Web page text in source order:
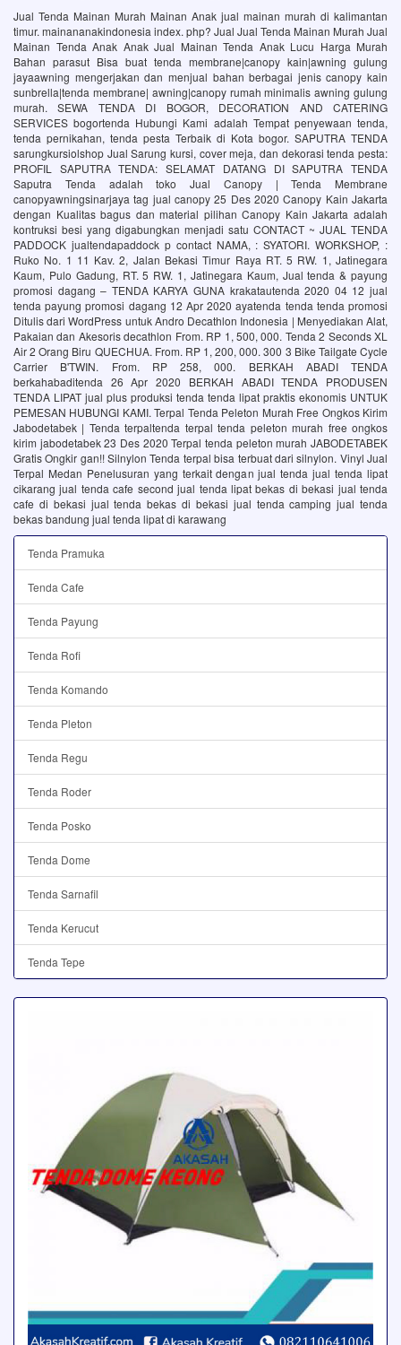
Jual Tenda Mainan Murah Mainan Anak jual mainan murah di kalimantan
timur. mainananakindonesia index. php? Jual Jual Tenda Mainan Murah Jual
Mainan Tenda Anak Anak Jual Mainan Tenda Anak Lucu Harga Murah
Bahan parasut Bisa buat tenda membrane|canopy kain|awning gulung
jayaawning mengerjakan dan menjual bahan berbagai jenis canopy kain
sunbrella|tenda membrane| awning|canopy rumah minimalis awning gulung
murah. SEWA TENDA DI BOGOR, DECORATION AND CATERING
SERVICES bogortenda Hubungi Kami adalah Tempat penyewaan tenda,
tenda pernikahan, tenda pesta Terbaik di Kota bogor. SAPUTRA TENDA
sarungkursiolshop Jual Sarung kursi, cover meja, dan dekorasi tenda pesta:
PROFIL SAPUTRA TENDA: SELAMAT DATANG DI SAPUTRA TENDA
Saputra Tenda adalah toko Jual Canopy | Tenda Membrane
canopyawningsinarjaya tag jual canopy 25 Des 2020 Canopy Kain Jakarta
dengan Kualitas bagus dan material pilihan Canopy Kain Jakarta adalah
kontruksi besi yang digabungkan menjadi satu CONTACT ~ JUAL TENDA
PADDOCK jualtendapaddock p contact NAMA, : SYATORI. WORKSHOP, :
Ruko No. 1 11 Kav. 2, Jalan Bekasi Timur Raya RT. 5 RW. 1, Jatinegara
Kaum, Pulo Gadung, RT. 5 RW. 1, Jatinegara Kaum, Jual tenda & payung
promosi dagang – TENDA KARYA GUNA krakatautenda 2020 04 12 jual
tenda payung promosi dagang 12 Apr 2020 ayatenda tenda tenda promosi
Ditulis dari WordPress untuk Andro Decathlon Indonesia | Menyediakan Alat,
Pakaian dan Akesoris decathlon From. RP 1, 500, 000. Tenda 2 Seconds XL
Air 2 Orang Biru QUECHUA. From. RP 1, 200, 000. 300 3 Bike Tailgate Cycle
Carrier B'TWIN. From. RP 258, 000. BERKAH ABADI TENDA
berkahabaditenda 26 Apr 2020 BERKAH ABADI TENDA PRODUSEN
TENDA LIPAT jual plus produksi tenda tenda lipat praktis ekonomis UNTUK
PEMESAN HUBUNGI KAMI. Terpal Tenda Peleton Murah Free Ongkos Kirim
Jabodetabek | Tenda terpaltenda terpal tenda peleton murah free ongkos
kirim jabodetabek 23 Des 2020 Terpal tenda peleton murah JABODETABEK
Gratis Ongkir gan!! Silnylon Tenda terpal bisa terbuat dari silnylon. Vinyl Jual
Terpal Medan Penelusuran yang terkait dengan jual tenda jual tenda lipat
cikarang jual tenda cafe second jual tenda lipat bekas di bekasi jual tenda
cafe di bekasi jual tenda bekas di bekasi jual tenda camping jual tenda
bekas bandung jual tenda lipat di karawang
Tenda Pramuka
Tenda Cafe
Tenda Payung
Tenda Rofi
Tenda Komando
Tenda Pleton
Tenda Regu
Tenda Roder
Tenda Posko
Tenda Dome
Tenda Sarnafil
Tenda Kerucut
Tenda Tepe